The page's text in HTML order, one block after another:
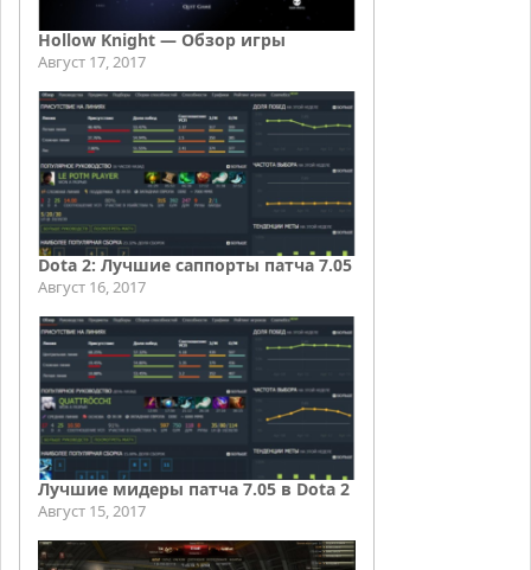
Hollow Knight — Обзор игры
Август 17, 2017
Dota 2: Лучшие саппорты патча 7.05
Август 16, 2017
Лучшие мидеры патча 7.05 в Dota 2
Август 15, 2017